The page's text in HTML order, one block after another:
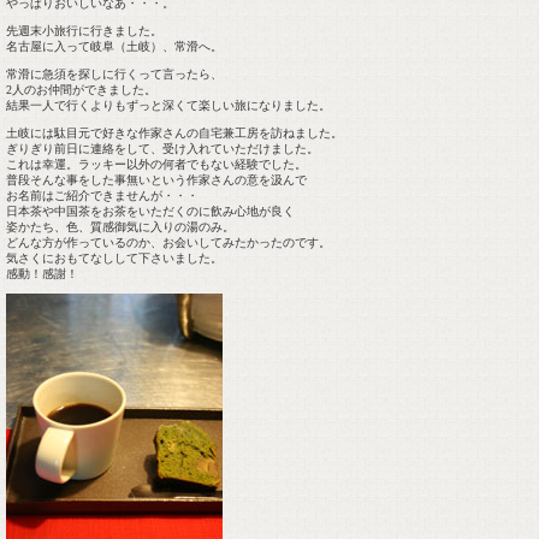
やっぱりおいしいなあ・・・。
先週末小旅行に行きました。
名古屋に入って岐阜（土岐）、常滑へ。
常滑に急須を探しに行くって言ったら、
2人のお仲間ができました。
結果一人で行くよりもずっと深くて楽しい旅になりました。
土岐には駄目元で好きな作家さんの自宅兼工房を訪ねました。
ぎりぎり前日に連絡をして、受け入れていただけました。
これは幸運。ラッキー以外の何者でもない経験でした。
普段そんな事をした事無いという作家さんの意を汲んで
お名前はご紹介できませんが・・・
日本茶や中国茶をお茶をいただくのに飲み心地が良く
姿かたち、色、質感御気に入りの湯のみ。
どんな方が作っているのか、お会いしてみたかったのです。
気さくにおもてなしして下さいました。
感動！感謝！